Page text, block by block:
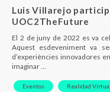
Luis Villarejo
UOC2TheFuture
El 2 de juny de 2022 es va
Aquest esdeveniment va
d’experiències innovadores
imaginar …
Eventos Realidad Virtual